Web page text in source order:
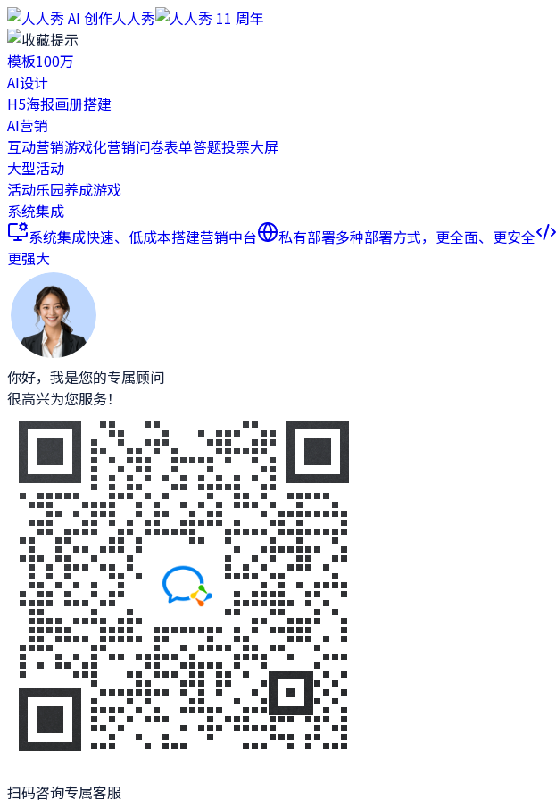
人人秀
模板100万
AI设计
H5海报画册搭建
AI营销
互动营销游戏化营销问卷表单答题投票大屏
大型活动
活动乐园养成游戏
系统集成
系统集成快速、低成本搭建营销中台 私有部署多种部署方式，更全面、更安全
更强大
你好，我是您的专属顾问
很高兴为您服务！
扫码咨询专属客服